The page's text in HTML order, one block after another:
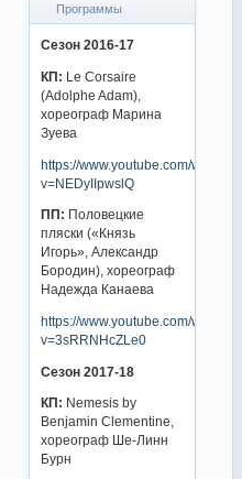
Программы
Сезон 2016-17
КП: Le Corsaire
(Adolphe Adam),
хореограф Марина
Зуева
https://www.youtube.com/watch?
v=NEDyIIpwslQ
ПП: Половецкие
пляски («Князь
Игорь», Александр
Бородин), хореограф
Надежда Канаева
https://www.youtube.com/watch?
v=3sRRNHcZLe0
Сезон 2017-18
КП: Nemesis by
Benjamin Clementine,
хореограф Ше-Линн
Бурн